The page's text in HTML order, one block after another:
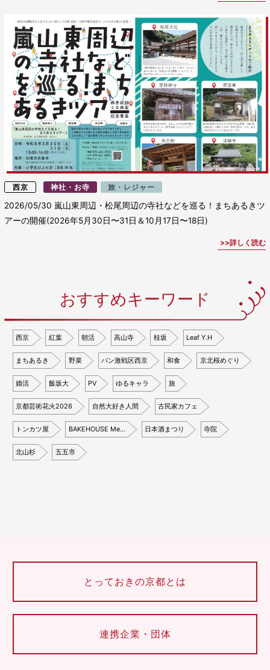
西京 神社・お寺 旅・レジャー
2026/05/30 嵐山東周辺・松尾周辺の寺社などを巡る！まちあるきツ
アーの開催(2026年5月30日〜31日＆10月17日〜18日)
詳しく読む
おすすめキーワード
西京 紅葉 朝活 高山寺 桂坂 Leaf Y.H
まちあるき 野菜 パン激戦区西京 和食 京北桜めぐり
婚活 飯坂大 PV ゆるキャラ 旅
京都芸術花火2026 自然大好き人間 古民家カフェ
トンカツ屋 BAKEHOUSE Me… 日本酒まつり 寺院
北山杉 五五市
とっておきの京都とは
連携企業・団体